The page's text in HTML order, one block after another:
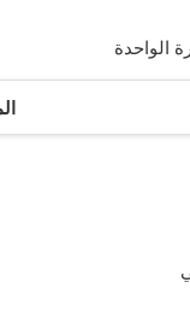
الواحدة